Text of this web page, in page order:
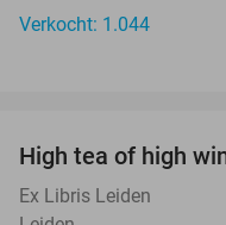
Verkocht: 1.044
High tea of high
Ex Libris Leiden